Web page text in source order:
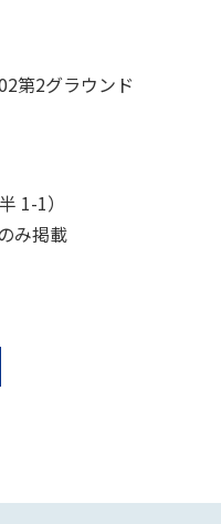
第2グラウンド
1-1）
み掲載